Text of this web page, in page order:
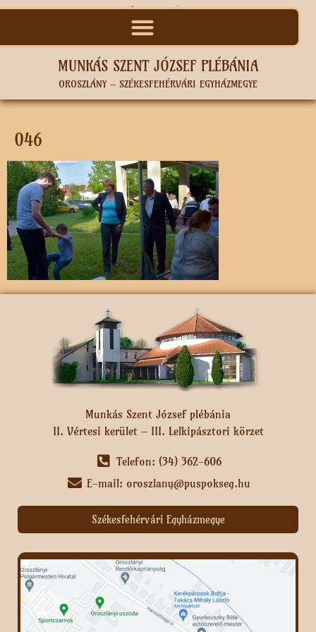
MUNKÁS SZENT JÓZSEF PLÉBÁNIA
OROSZLÁNY – SZÉKESFEHÉRVÁRI EGYHÁZMEGYE
046
Munkás Szent József plébánia
II. Vértesi kerület – III. Lelkipásztori körzet
Telefon: (34) 362-606
E-mail: oroszlany@puspokseg.hu
Székesfehérvári Egyházmegye